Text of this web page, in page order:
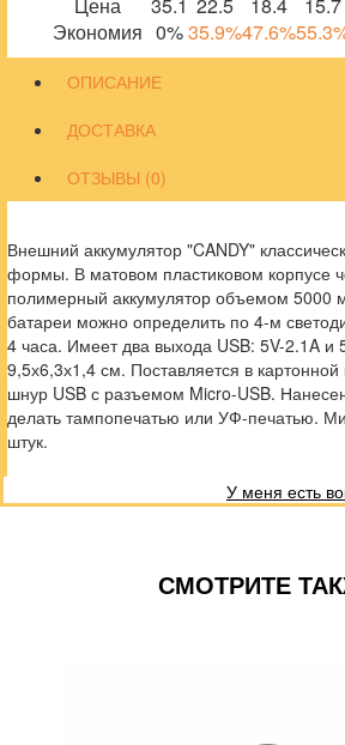
Экономия 0%35.9%47.6%
ОПИСАНИЕ
ДОСТАВКА
ОТЗЫВЫ (0)
Внешний аккумулятор "CANDY"
формы. В матовом пластиковом корпусе
полимерный аккумулятор объемом 5000
батареи можно определить по 4-м
4 часа. Имеет два выхода USB: 5V-2.1A и
9,5х6,3х1,4 см. Поставляется в
шнур USB с разъемом Micro-USB.
делать тампопечатью или УФ-печатью.
штук.
У меня есть
СМОТРИТЕ